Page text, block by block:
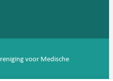
voor Medische